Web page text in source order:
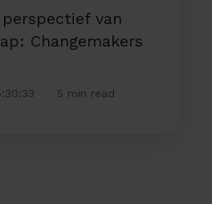
van
Changemakers
5 min read